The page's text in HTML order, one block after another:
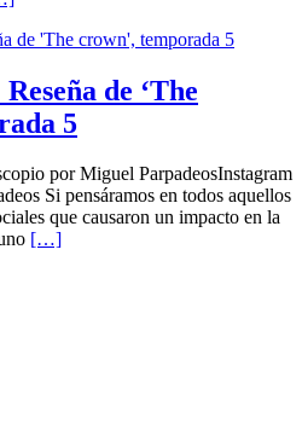
de ‘The
5
por Miguel ParpadeosInstagram
Si pensáramos en todos aquellos
que causaron un impacto en la
[…]